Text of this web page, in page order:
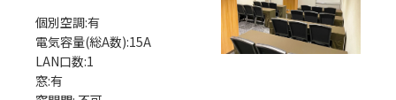
個別空調:有
電気容量(総A数):15A
LAN口数:1
窓:有